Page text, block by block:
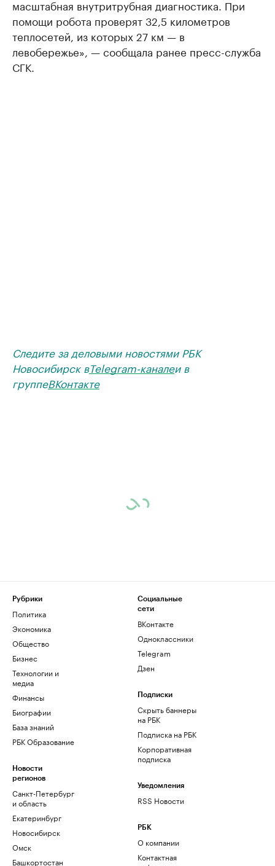
масштабная внутритрубная диагностика. При
помощи робота проверят 32,5 километров
теплосетей, из которых 27 км — в
левобережье», — сообщала ранее пресс-служба
СГК.
Следите за деловыми новостями РБК
Новосибирск вTelegram-каналеи в
группеВКонтакте
Рубрики
Политика
Экономика
Общество
Бизнес
Технологии и
медиа
Финансы
Биографии
База знаний
РБК Образование
Новости
регионов
Санкт-Петербург
и область
Екатеринбург
Новосибирск
Омск
Башкортостан
Социальные
сети
ВКонтакте
Одноклассники
Telegram
Дзен
Подписки
Скрыть баннеры
на РБК
Подписка на РБК
Корпоративная
подписка
Уведомления
RSS Новости
РБК
О компании
Контактная